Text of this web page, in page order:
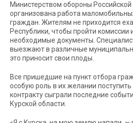
Министерством обороны
организована работа
граждан. Жителям не приходится
Республики, чтобы пройти комиссии
необходимые документы.
выезжают в различные
это приносит свои плоды.
Все пришедшие на пункт отбора
особую роль в их желании
контракту сыграли последние
Курской области.